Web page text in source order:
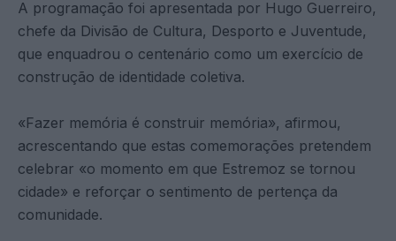
A programação foi apresentada por Hugo Guerreiro,
chefe da Divisão de Cultura, Desporto e Juventude,
que enquadrou o centenário como um exercício de
construção de identidade coletiva.
«Fazer memória é construir memória», afirmou,
acrescentando que estas comemorações pretendem
celebrar «o momento em que Estremoz se tornou
cidade» e reforçar o sentimento de pertença da
comunidade.